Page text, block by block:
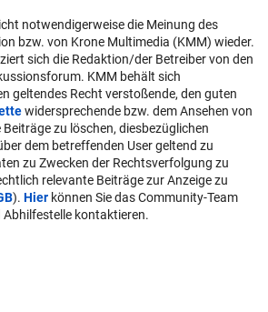
notwendigerweise die Meinung des
bzw. von Krone Multimedia (KMM) wieder.
sich die Redaktion/der Betreiber von den
KMM behält sich
geltendes Recht verstoßende, den guten
widersprechende bzw. dem Ansehen von
zu löschen, diesbezüglichen
dem betreffenden User geltend zu
zu Zwecken der Rechtsverfolgung zu
relevante Beiträge zur Anzeige zu
). Hier können Sie das Community-Team
Abhilfestelle kontaktieren.